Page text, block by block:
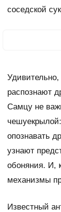
соседской
распознают
Самцу не
опознавать
узнают
обоняния. И,
механизмы
Известный